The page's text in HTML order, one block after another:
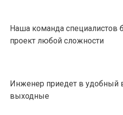
Наша команда специалистов
проект любой сложности
Инженер приедет в удобный
выходные